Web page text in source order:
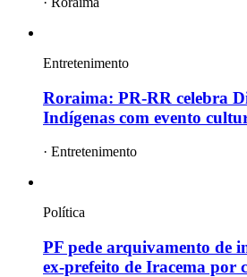
Entretenimento
Roraima: PR-RR celebra
Indígenas com evento
· Entretenimento
Política
PF pede arquivamento de
ex-prefeito de Iracema por